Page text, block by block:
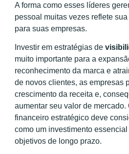
A forma como esses líderes
pessoal muitas vezes reflete
para suas empresas.
Investir em estratégias de
muito importante para a
reconhecimento da marca e
de novos clientes, as empresas
crescimento da receita e,
aumentar seu valor de mercado.
financeiro estratégico deve
como um investimento
objetivos de longo prazo.